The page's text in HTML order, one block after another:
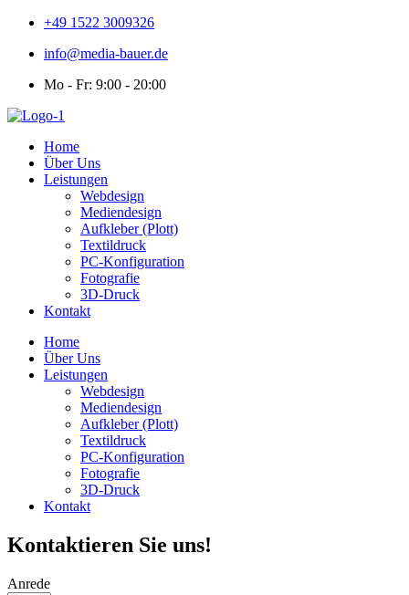
+49 1522 3009326
info@media-bauer.de
Mo - Fr: 9:00 - 20:00
Home
Über Uns
Leistungen
Webdesign
Mediendesign
Aufkleber (Plott)
Textildruck
PC-Konfiguration
Fotografie
3D-Druck
Kontakt
Home
Über Uns
Leistungen
Webdesign
Mediendesign
Aufkleber (Plott)
Textildruck
PC-Konfiguration
Fotografie
3D-Druck
Kontakt
Kontaktieren Sie uns!
Anrede